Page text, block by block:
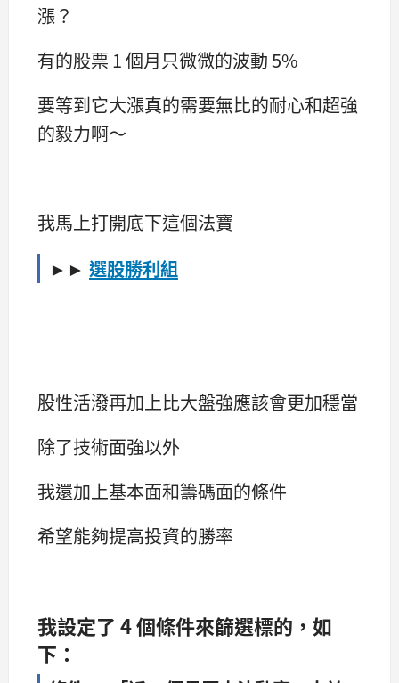
漲？
有的股票 1 個月只微微的波動 5%
要等到它大漲真的需要無比的耐心和超強
的毅力啊～
我馬上打開底下這個法寶
►► 選股勝利組
股性活潑再加上比大盤強應該會更加穩當
除了技術面強以外
我還加上基本面和籌碼面的條件
希望能夠提高投資的勝率
我設定了 4 個條件來篩選標的，如
下：